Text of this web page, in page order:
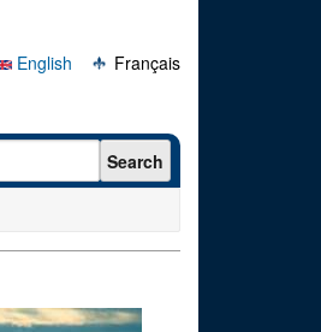
English
Français
Search